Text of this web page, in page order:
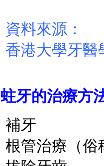
資料來源：
香港大學牙醫
蛀牙的治療方
補牙
根管治療（俗